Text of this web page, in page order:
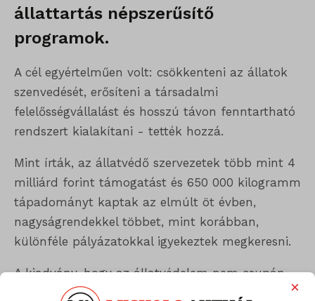
állattartás népszerűsítő
programok.
A cél egyértelműen volt: csökkenteni az állatok
szenvedését, erősíteni a társadalmi
felelősségvállalást és hosszú távon fenntartható
rendszert kialakítani - tették hozzá.
Mint írták, az állatvédő szervezetek több mint 4
milliárd forint támogatást és 650 000 kilogramm
tápadományt kaptak az elmúlt öt évben,
nagyságrendekkel többet, mint korábban,
különféle pályázatokkal igyekeztek megkeresni.
A kiadvány, hogy az állatvédelem nem csupán
az állatokról szól: szorosan összefügg a
×